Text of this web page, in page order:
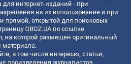
для интернет-изданий - при
на их использование и при
прямой, открытой для поисковых
OBOZ.UA по ссылке
, на которой размещен оригинальный
материала.
в том числе интервью, статьи,
произведения журналистов